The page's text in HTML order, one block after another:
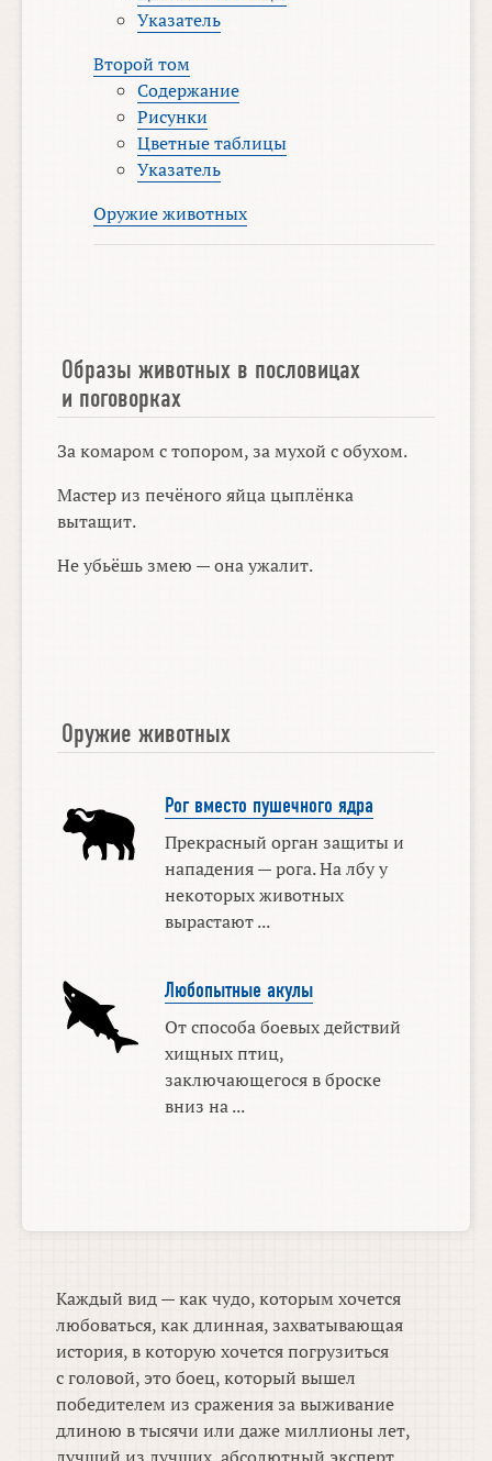
Указатель
Второй том
Содержание
Рисунки
Цветные таблицы
Указатель
Оружие животных
Образы животных в пословицах
и поговорках
За комаром с топором, за мухой с обухом.
Мастер из печёного яйца цыплёнка
вытащит.
Не убьёшь змею — она ужалит.
Оружие животных
Рог вместо пушечного ядра
Прекрасный орган защиты и
нападения — рога. На лбу у
некоторых животных
вырастают ...
Любопытные акулы
От способа боевых действий
хищных птиц,
заключающегося в броске
вниз на ...
Каждый вид — как чудо, которым хочется
любоваться, как длинная, захватывающая
история, в которую хочется погрузиться
с головой, это боец, который вышел
победителем из сражения за выживание
длиною в тысячи или даже миллионы лет,